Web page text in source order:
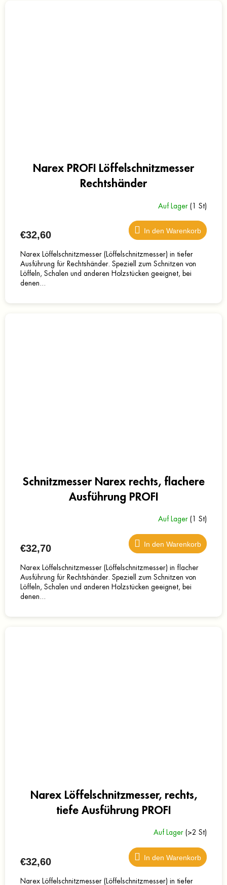
Narex PROFI Löffelschnitzmesser
Rechtshänder
Auf Lager (1 St)
€32,60 In den Warenkorb
Narex Löffelschnitzmesser (Löffelschnitzmesser) in tiefer
Ausführung für Rechtshänder. Speziell zum Schnitzen von
Löffeln, Schalen und anderen Holzstücken geeignet, bei
denen...
Schnitzmesser Narex rechts, flachere
Ausführung PROFI
Auf Lager (1 St)
€32,70 In den Warenkorb
Narex Löffelschnitzmesser (Löffelschnitzmesser) in flacher
Ausführung für Rechtshänder. Speziell zum Schnitzen von
Löffeln, Schalen und anderen Holzstücken geeignet, bei
denen...
Narex Löffelschnitzmesser, rechts,
tiefe Ausführung PROFI
Auf Lager (>2 St)
€32,60 In den Warenkorb
Narex Löffelschnitzmesser (Löffelschnitzmesser) in tiefer